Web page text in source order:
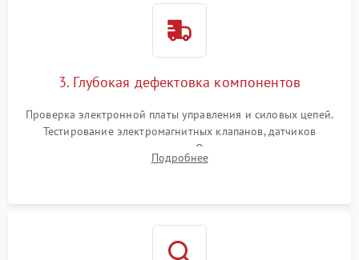
3. Глубокая дефектовка компонентов
Проверка электронной платы управления и силовых цепей.
Тестирование электромагнитных клапанов, датчиков
температуры и расходомера. Оценка степени износа
жерновов кофемолки, уплотнительных колец гидросистемы
Подробнее